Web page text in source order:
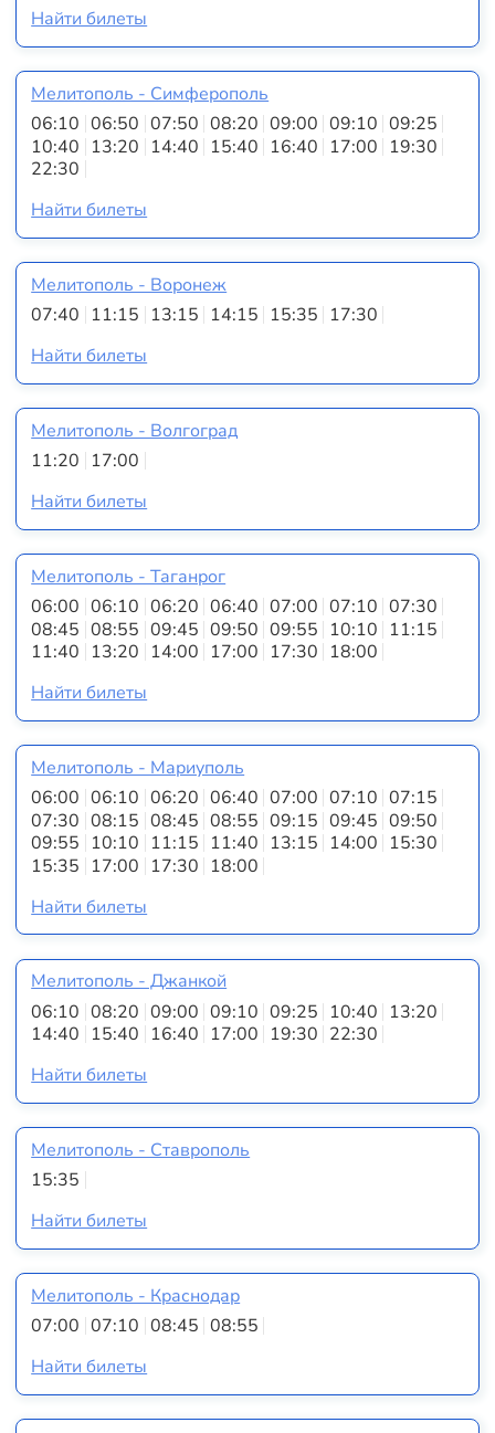
Найти билеты
Мелитополь - Симферополь
06:10 06:50 07:50 08:20 09:00 09:10 09:25
10:40 13:20 14:40 15:40 16:40 17:00 19:30
22:30
Найти билеты
Мелитополь - Воронеж
07:40 11:15 13:15 14:15 15:35 17:30
Найти билеты
Мелитополь - Волгоград
11:20 17:00
Найти билеты
Мелитополь - Таганрог
06:00 06:10 06:20 06:40 07:00 07:10 07:30
08:45 08:55 09:45 09:50 09:55 10:10 11:15
11:40 13:20 14:00 17:00 17:30 18:00
Найти билеты
Мелитополь - Мариуполь
06:00 06:10 06:20 06:40 07:00 07:10 07:15
07:30 08:15 08:45 08:55 09:15 09:45 09:50
09:55 10:10 11:15 11:40 13:15 14:00 15:30
15:35 17:00 17:30 18:00
Найти билеты
Мелитополь - Джанкой
06:10 08:20 09:00 09:10 09:25 10:40 13:20
14:40 15:40 16:40 17:00 19:30 22:30
Найти билеты
Мелитополь - Ставрополь
15:35
Найти билеты
Мелитополь - Краснодар
07:00 07:10 08:45 08:55
Найти билеты